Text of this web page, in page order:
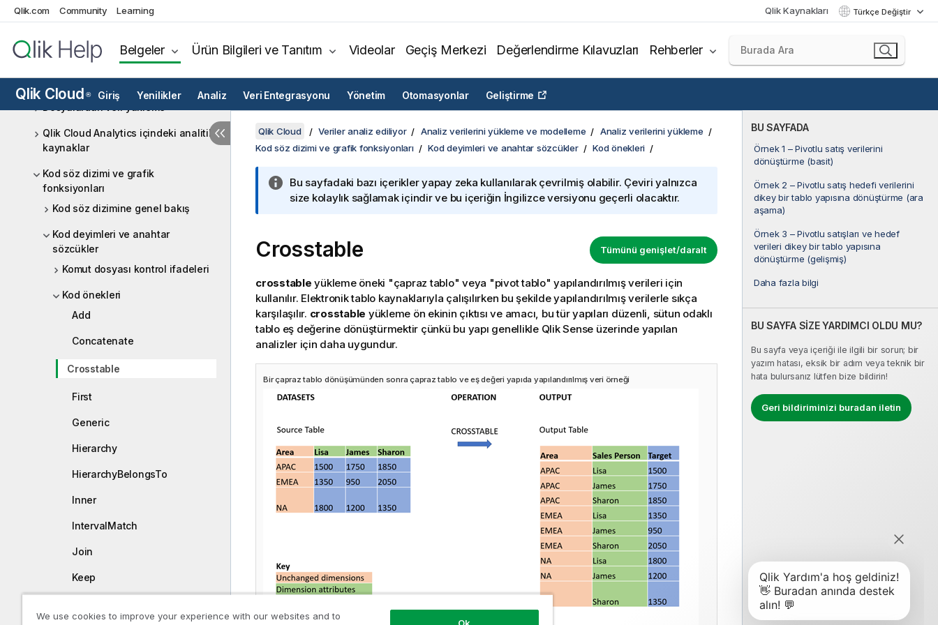
Qlik.com Community Learning Qlik Kaynakları Türkçe Değiştir
Belgeler Ürün Bilgileri ve Tanıtım Videolar Geçiş Merkezi Değerlendirme Kılavuzları Rehberler
Qlik Cloud ® Giriş Yenilikler Analiz Veri Entegrasyonu Yönetim Otomasyonlar Geliştirme
Qlik Data Gateway - Doğrudan
Erişim
Qlik Cloud Analytics'teki veri
kaynakları
Qlik Cloud Analytics içindeki analitik
kaynaklar
Kod söz dizimi ve grafik
fonksiyonları
Kod söz dizimine genel bakış
Kod deyimleri ve anahtar
sözcükler
Komut dosyası kontrol ifadeleri
Kod önekleri
Add
Concatenate
Crosstable
First
Generic
Hierarchy
HierarchyBelongsTo
Inner
IntervalMatch
Join
Keep
BU SAYFADA
Örnek 1 – Pivotlu satış verilerini
dönüştürme (basit)
Örnek 2 – Pivotlu satış hedefi verilerini
dikey bir tablo yapısına dönüştürme (ara
aşama)
Örnek 3 – Pivotlu satışları ve hedef
verileri dikey bir tablo yapısına
dönüştürme (gelişmiş)
Daha fazla bilgi
BU SAYFA SİZE YARDIMCI OLDU MU?
Bu sayfa veya içeriği ile ilgili bir sorun; bir
yazım hatası, eksik bir adım veya teknik bir
hata bulursanız lütfen bize bildirin!
Geri bildiriminizi buradan iletin
Qlik Cloud Veriler analiz ediliyor Analiz verilerini yükleme ve modelleme
Analiz verilerini yükleme
Kod söz dizimi ve grafik fonksiyonları
Kod deyimleri ve anahtar sözcükler Kod önekleri
Bu sayfadaki bazı içerikler yapay zeka kullanılarak çevrilmiş olabilir. Çeviri yalnızca
size kolaylık sağlamak içindir ve bu içeriğin İngilizce versiyonu geçerli olacaktır.
Tümünü genişlet/daralt
Crosstable
crosstable yükleme öneki "çapraz tablo" veya "pivot tablo" yapılandırılmış verileri için
kullanılır. Elektronik tablo kaynaklarıyla çalışılırken bu şekilde yapılandırılmış verilerle sıkça
karşılaşılır. crosstable yükleme ön ekinin çıktısı ve amacı, bu tür yapıları düzenli, sütun odaklı
tablo eş değerine dönüştürmektir çünkü bu yapı genellikle Qlik Sense üzerinde yapılan
analizler için daha uygundur.
Bir çapraz tablo dönüşümünden sonra çapraz tablo ve eş değeri yapıda yapılandırılmış veri örneği
We use cookies to improve your experience with our websites and to